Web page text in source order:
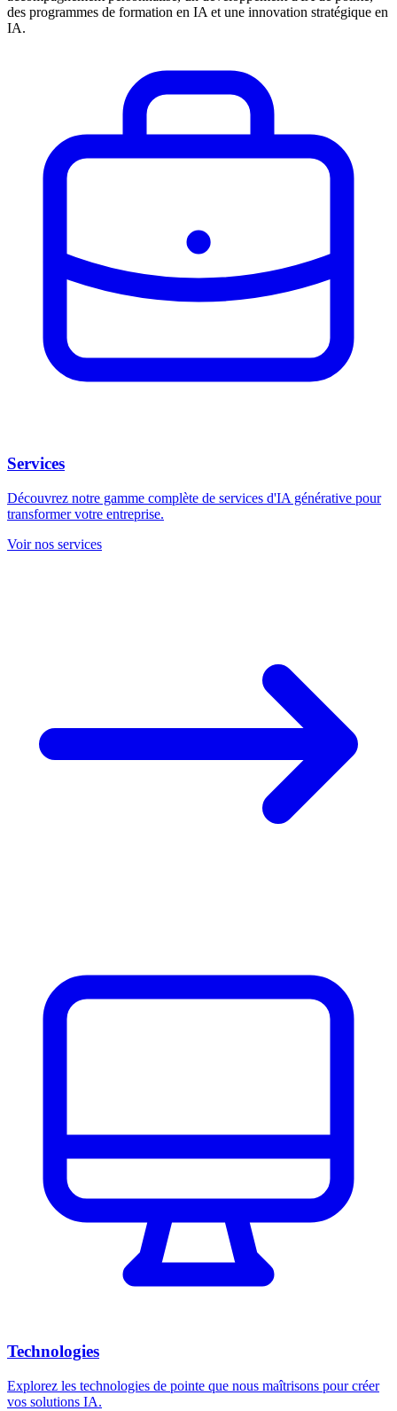
des programmes de formation en IA et une innovation stratégique en
IA.
Services
Découvrez notre gamme complète de services d'IA générative pour
transformer votre entreprise.
Voir nos services
Technologies
Explorez les technologies de pointe que nous maîtrisons pour créer
vos solutions IA.